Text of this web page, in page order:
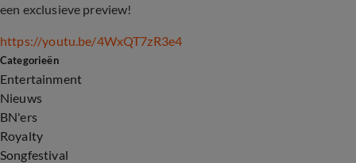
een exclusieve preview!
https://youtu.be/4WxQT7zR3e4
Categorieën
Entertainment
Nieuws
BN'ers
Royalty
Songfestival